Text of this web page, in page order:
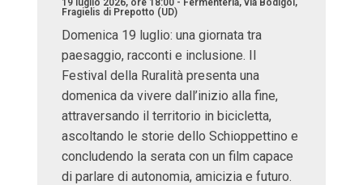
Fragielis di Prepotto (UD)
Domenica 19 luglio: una giornata tra
paesaggio, racconti e inclusione. Il
Festival della Ruralità presenta una
domenica da vivere dall’inizio alla fine,
attraversando il territorio in bicicletta,
ascoltando le storie dello Schioppettino e
concludendo la serata con un film capace
di parlare di autonomia, amicizia e futuro.